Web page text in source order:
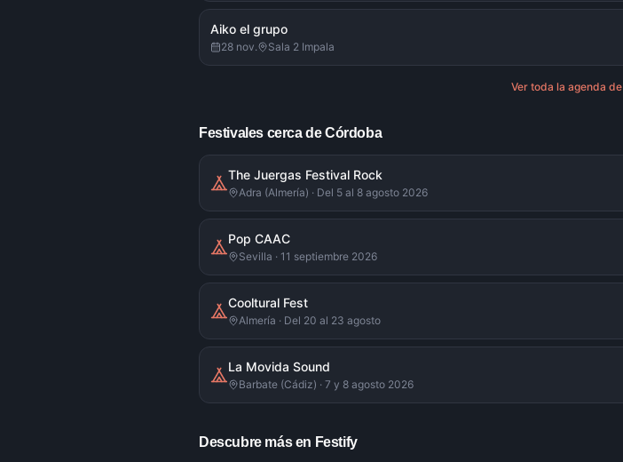
Aiko el grupo
28 nov. Sala 2 Impala
Ver toda la agenda de
Festivales cerca de Córdoba
The Juergas Festival Rock
Adra (Almería) · Del 5 al 8 agosto 2026
Pop CAAC
Sevilla · 11 septiembre 2026
Cooltural Fest
Almería · Del 20 al 23 agosto
La Movida Sound
Barbate (Cádiz) · 7 y 8 agosto 2026
Descubre más en Festify